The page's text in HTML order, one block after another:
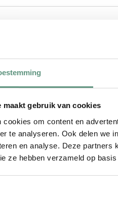
maakt gebruik van cookies
cookies om content en
te analyseren. Ook delen we
en analyse. Deze partners
ze hebben verzameld op
supermooi op elke
groeimeter.
op de babykamer of
bijvoorbeeld als
in de smaak valt! Omdat
is, zetten we de